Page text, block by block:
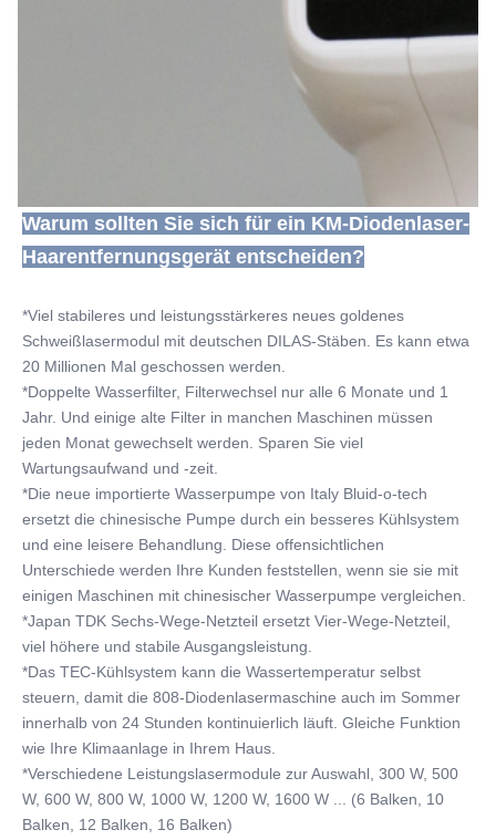
Warum sollten Sie sich für ein KM-Diodenlaser-
Haarentfernungsgerät entscheiden?
*Viel stabileres und leistungsstärkeres neues goldenes
Schweißlasermodul mit deutschen DILAS-Stäben. Es kann etwa
20 Millionen Mal geschossen werden.
*Doppelte Wasserfilter, Filterwechsel nur alle 6 Monate und 1
Jahr. Und einige alte Filter in manchen Maschinen müssen
jeden Monat gewechselt werden. Sparen Sie viel
Wartungsaufwand und -zeit.
*Die neue importierte Wasserpumpe von Italy Bluid-o-tech
ersetzt die chinesische Pumpe durch ein besseres Kühlsystem
und eine leisere Behandlung. Diese offensichtlichen
Unterschiede werden Ihre Kunden feststellen, wenn sie sie mit
einigen Maschinen mit chinesischer Wasserpumpe vergleichen.
*Japan TDK Sechs-Wege-Netzteil ersetzt Vier-Wege-Netzteil,
viel höhere und stabile Ausgangsleistung.
*Das TEC-Kühlsystem kann die Wassertemperatur selbst
steuern, damit die 808-Diodenlasermaschine auch im Sommer
innerhalb von 24 Stunden kontinuierlich läuft. Gleiche Funktion
wie Ihre Klimaanlage in Ihrem Haus.
*Verschiedene Leistungslasermodule zur Auswahl, 300 W, 500
W, 600 W, 800 W, 1000 W, 1200 W, 1600 W ... (6 Balken, 10
Balken, 12 Balken, 16 Balken)